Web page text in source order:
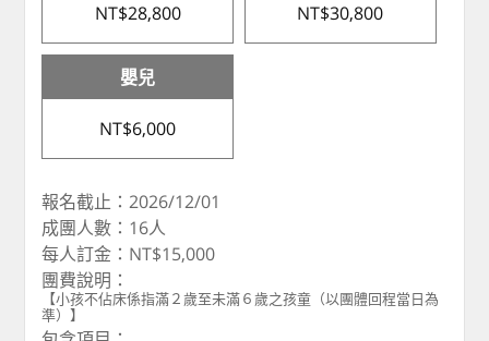
NT$28,800 NT$30,800
嬰兒
NT$6,000
報名截止：2026/12/01
成團人數：16人
每人訂金：NT$15,000
團費說明：
【小孩不佔床係指滿２歲至未滿６歲之孩童（以團體回程當日為
準）】